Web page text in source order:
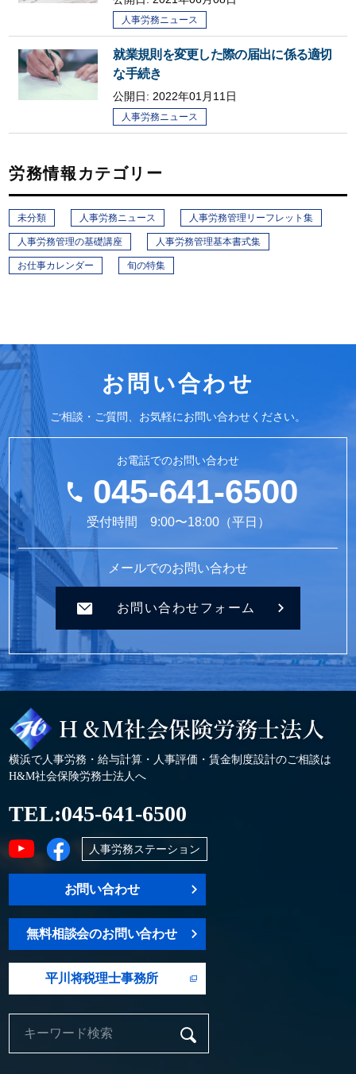
人事労務ニュース
就業規則を変更した際の届出に係る適切
な手続き
公開日: 2022年01月11日
人事労務ニュース
労務情報カテゴリー
未分類 人事労務ニュース 人事労務管理リーフレット集
人事労務管理の基礎講座 人事労務管理基本書式集
お仕事カレンダー 旬の特集
お問い合わせ
ご相談・ご質問、お気軽にお問い合わせください。
お電話でのお問い合わせ
045-641-6500
受付時間 9:00〜18:00（平日）
メールでのお問い合わせ
お問い合わせフォーム
横浜で人事労務・給与計算・人事評価・賃金制度設計のご相談は
H&M社会保険労務士法人へ
TEL:045-641-6500
人事労務ステーション
お問い合わせ
無料相談会のお問い合わせ
平川将税理士事務所